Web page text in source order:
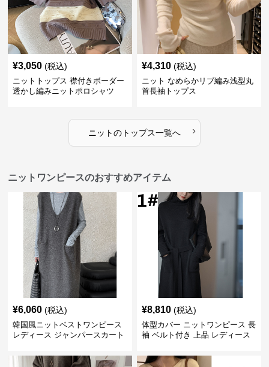
¥3,050 (税込)
ニットトップス 襟付きボーダー
透かし編みニットポロシャツ
¥4,310 (税込)
ニット なめらかリブ編み浅型丸
首長袖トップス
ニットのトップス一覧へ ›
ニットワンピースのおすすめアイテム
¥6,060 (税込)
韓国風ニットベストワンピース
レディース ジャンパースカート
¥8,810 (税込)
体型カバー ニットワンピース 長
袖 ベルト付き 上品 レディース